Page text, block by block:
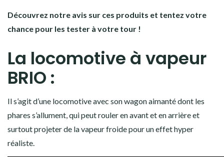
Découvrez notre avis sur ces produits et tentez votre
chance pour les tester à votre tour !
La locomotive à vapeur
BRIO :
Il s’agit d’une locomotive avec son wagon aimanté dont les
phares s’allument, qui peut rouler en avant et en arrière et
surtout projeter de la vapeur froide pour un effet hyper
réaliste.